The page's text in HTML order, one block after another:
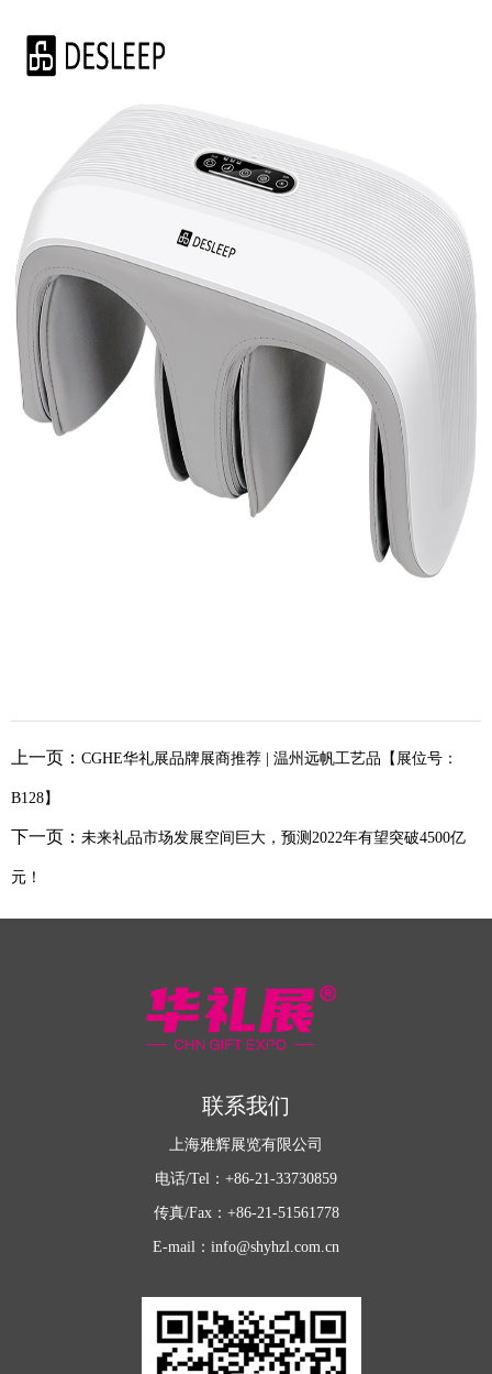
上一页： CGHE华礼展品牌展商推荐 | 温州远帆工艺品【展位号：
B128】
下一页： 未来礼品市场发展空间巨大，预测2022年有望突破4500亿
元！
联系我们
上海雅辉展览有限公司
电话/Tel：+86-21-33730859
传真/Fax：+86-21-51561778
E-mail：info@shyhzl.com.cn